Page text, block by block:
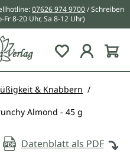
07626 974 9700/ Schreiben
Fr 8-20 Uhr, Sa 8-12 Uhr)
Du hast 0
& Knabbern
Almond - 45 g
Datenblatt als PDF